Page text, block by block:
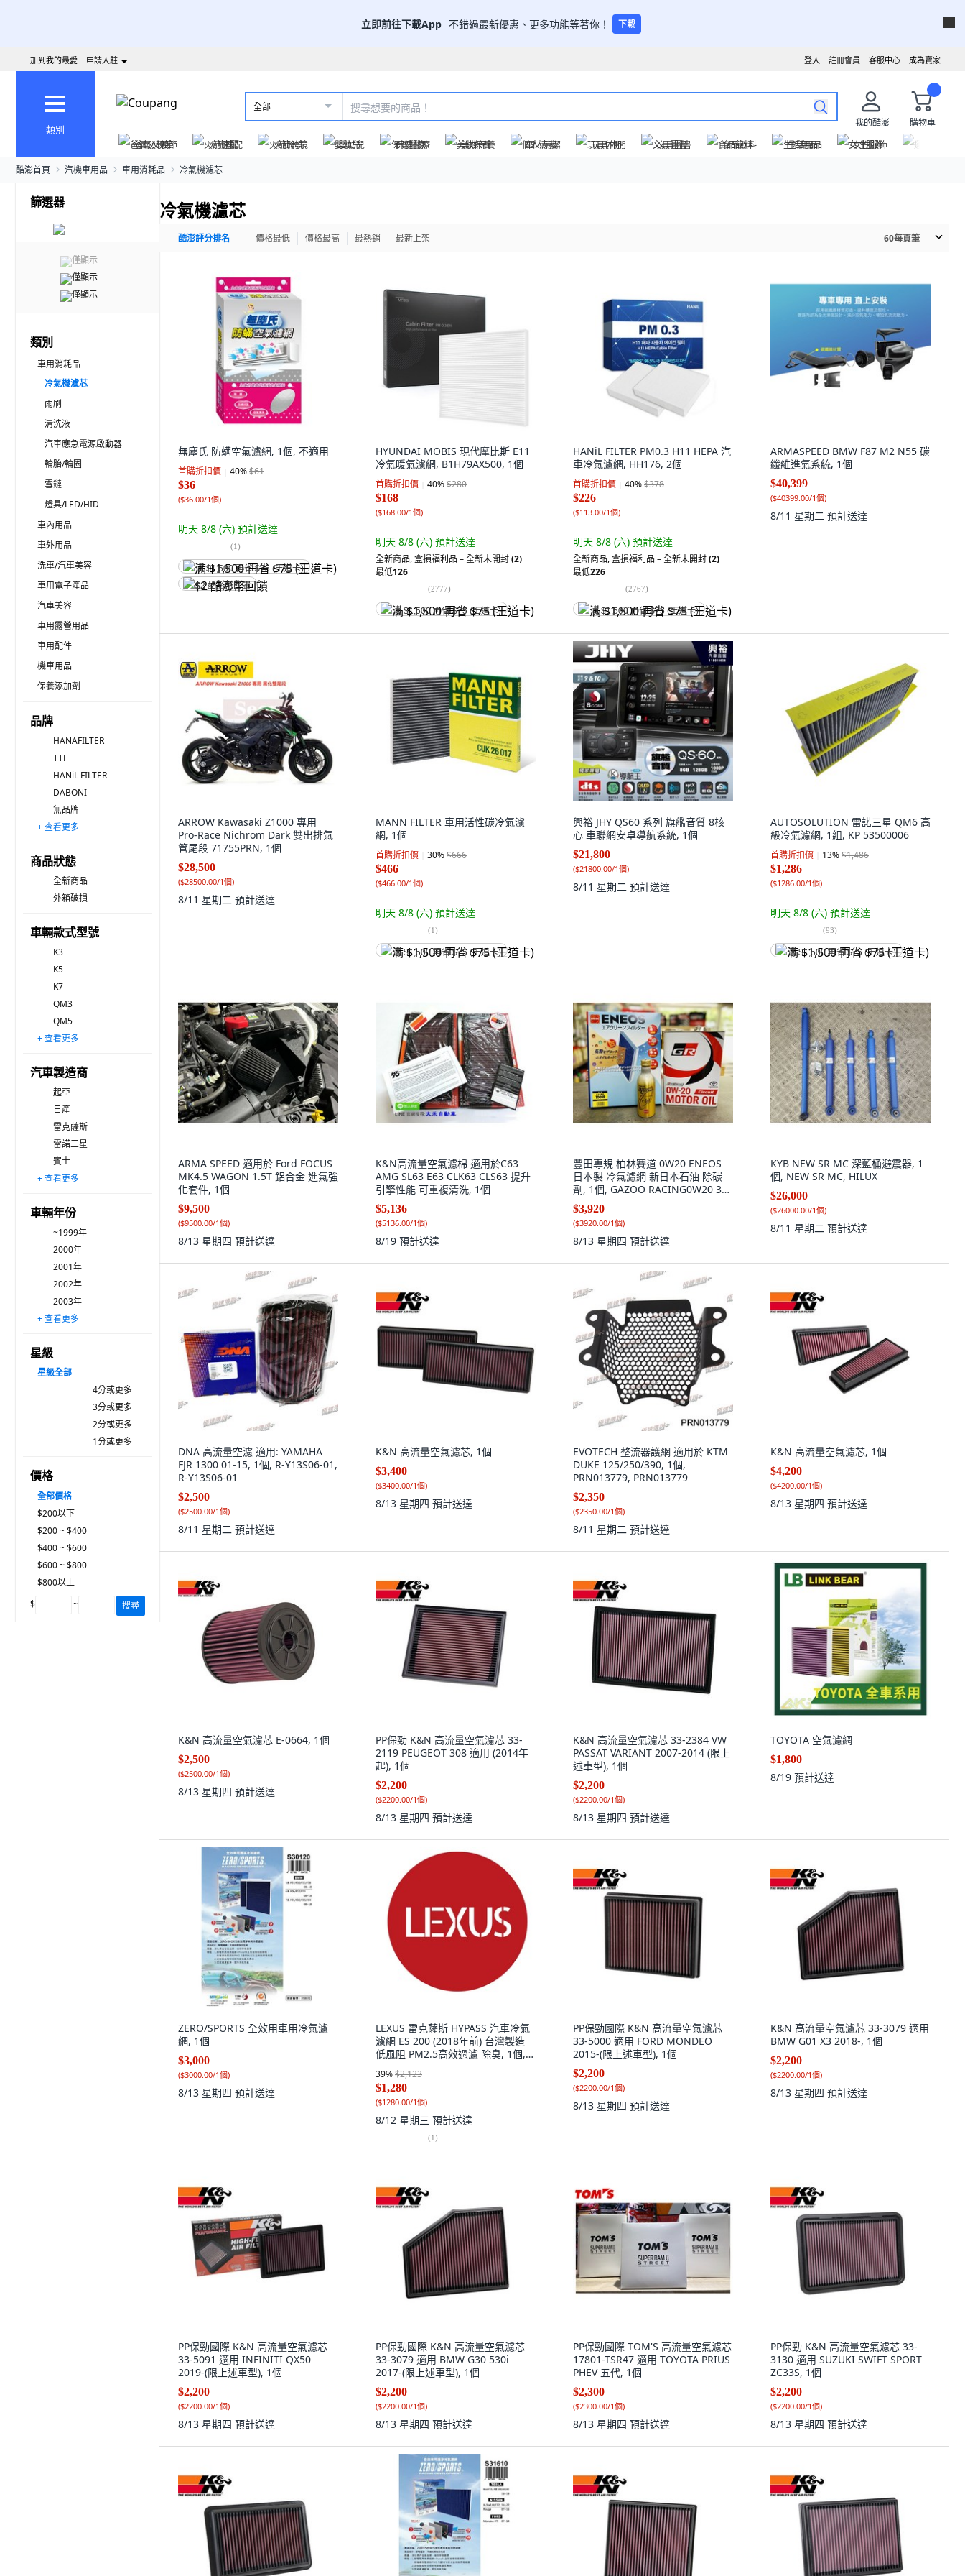
立即前往下載App 不錯過最新優惠、更多功能等著你！ 下載
成為賣家
客服中心
註冊會員
登入
加到我的最愛 申請入駐
類別
全部
我的酷澎
購物車
爸氣父親節
火箭速配 火箭跨境 嬰幼兒 保健醫療 美妝保養 個人清潔 玩具休閒 文具圖書 食品飲料 生活用品 女性服飾
酷澎首頁 汽機車用品 車用消耗品 冷氣機濾芯
篩選器
僅顯示
僅顯示
僅顯示
類別
車用消耗品
冷氣機濾芯
雨刷
清洗液
汽車應急電源啟動器
輪胎/輪圈
雪鏈
燈具/LED/HID
車內用品
車外用品
洗車/汽車美容
車用電子產品
汽車美容
車用露營用品
車用配件
機車用品
保養添加劑
品牌
HANAFILTER
TTF
HANiL FILTER
DABONI
無品牌
Bullsone 勁牛王
HYUNDAI MOBIS 現代摩比斯
Filter for you
AUTOSOLUTION
無塵氏
VENDICT
PUREBURG 淨博
DAEHAN
BOSCH 博世
MICHELIN 米其林
3M Filtrete 淨呼吸
ACDelco
MANN FILTER
dolbi way
LUFTT
+ 查看更多
商品狀態
全新商品
外箱破損
車輛款式型號
K3
K5
K7
QM3
QM5
QM6
SM5
SM6
i30
星光
聖達菲
靈魂
狂歡
3系列
5系列
7系列
X系列
E級
一系列
Q系列
塞爾托斯
卡馬羅
科納
奧蘭多
SM7
+ 查看更多
汽車製造商
起亞
日產
雷克薩斯
雷諾三星
賓士
沃爾沃
雪佛蘭
雪鐵龍
雙龍
奧迪
捷豹
豐田
福特
現代
本田
寶馬
+ 查看更多
車輛年份
~1999年
2000年
2001年
2002年
2003年
2004年
2005年
2006年
2007年
2008年
2009年
2010年
2011年
2012年
2013年
2014年
2015年
2016年
2017年
2018年
2019年
2020年
+ 查看更多
星級
星級全部
4分或更多
3分或更多
2分或更多
1分或更多
價格
全部價格
$200以下
$200 ~ $400
$400 ~ $600
$600 ~ $800
$800以上
$
~ 搜尋
冷氣機濾芯
酷澎評分排名 價格最低 價格最高 最熱銷 最新上架 60每頁筆
無塵氏 防螨空氣濾網, 1個, 不適用
首購折扣價 40%$61
$36
($36.00/1個)
明天 8/8 (六) 預計送達
(1)
满 $1,500 再省 $75 (王道卡)
$2 酷澎幣回饋
HYUNDAI MOBIS 現代摩比斯 E11
冷氣暖氣濾網, B1H79AX500, 1個
首購折扣價 40%$280
$168
($168.00/1個)
明天 8/8 (六) 預計送達
全新商品,盒損福利品 – 全新未開封(2)
最低126
(2777)
满 $1,500 再省 $75 (王道卡)
HANiL FILTER PM0.3 H11 HEPA 汽
車冷氣濾網, HH176, 2個
首購折扣價 40%$378
$226
($113.00/1個)
明天 8/8 (六) 預計送達
全新商品,盒損福利品 – 全新未開封(2)
最低226
(2767)
满 $1,500 再省 $75 (王道卡)
ARMASPEED BMW F87 M2 N55 碳
纖維進氣系統, 1個
$40,399
($40399.00/1個)
8/11 星期二 預計送達
ARROW Kawasaki Z1000 專用
Pro-Race Nichrom Dark 雙出排氣
管尾段 71755PRN, 1個
$28,500
($28500.00/1個)
8/11 星期二 預計送達
MANN FILTER 車用活性碳冷氣濾
網, 1個
首購折扣價 30%$666
$466
($466.00/1個)
明天 8/8 (六) 預計送達
(1)
满 $1,500 再省 $75 (王道卡)
興裕 JHY QS60 系列 旗艦音質 8核
心 車聯網安卓導航系統, 1個
$21,800
($21800.00/1個)
8/11 星期二 預計送達
AUTOSOLUTION 雷諾三星 QM6 高
級冷氣濾網, 1組, KP 53500006
首購折扣價 13%$1,486
$1,286
($1286.00/1個)
明天 8/8 (六) 預計送達
(93)
满 $1,500 再省 $75 (王道卡)
ARMA SPEED 適用於 Ford FOCUS
MK4.5 WAGON 1.5T 鋁合金 進氣強
化套件, 1個
$9,500
($9500.00/1個)
8/13 星期四 預計送達
K&N高流量空氣濾棉 適用於C63
AMG SL63 E63 CLK63 CLS63 提升
引擎性能 可重複清洗, 1個
$5,136
($5136.00/1個)
8/19 預計送達
豐田專規 柏林賽道 0W20 ENEOS
日本製 冷氣濾網 新日本石油 除碳
劑, 1個, GAZOO RACING0W20 3件
組
$3,920
($3920.00/1個)
8/13 星期四 預計送達
KYB NEW SR MC 深藍桶避震器, 1
個, NEW SR MC, HILUX
$26,000
($26000.00/1個)
8/11 星期二 預計送達
DNA 高流量空濾 適用: YAMAHA
FJR 1300 01-15, 1個, R-Y13S06-01,
R-Y13S06-01
$2,500
($2500.00/1個)
8/11 星期二 預計送達
K&N 高流量空氣濾芯, 1個
$3,400
($3400.00/1個)
8/13 星期四 預計送達
EVOTECH 整流器護網 適用於 KTM
DUKE 125/250/390, 1個,
PRN013779, PRN013779
$2,350
($2350.00/1個)
8/11 星期二 預計送達
K&N 高流量空氣濾芯, 1個
$4,200
($4200.00/1個)
8/13 星期四 預計送達
K&N 高流量空氣濾芯 E-0664, 1個
$2,500
($2500.00/1個)
8/13 星期四 預計送達
PP保勁 K&N 高流量空氣濾芯 33-
2119 PEUGEOT 308 適用 (2014年
起), 1個
$2,200
($2200.00/1個)
8/13 星期四 預計送達
K&N 高流量空氣濾芯 33-2384 VW
PASSAT VARIANT 2007-2014 (限上
述車型), 1個
$2,200
($2200.00/1個)
8/13 星期四 預計送達
TOYOTA 空氣濾網
$1,800
8/19 預計送達
ZERO/SPORTS 全效用車用冷氣濾
網, 1個
$3,000
($3000.00/1個)
8/13 星期四 預計送達
LEXUS 雷克薩斯 HYPASS 汽車冷氣
濾網 ES 200 (2018年前) 台灣製造
低風阻 PM2.5高效過濾 除臭, 1個,
ES 200(~2018 )
39%$2,123
$1,280
($1280.00/1個)
8/12 星期三 預計送達
(1)
PP保勁國際 K&N 高流量空氣濾芯
33-5000 適用 FORD MONDEO
2015-(限上述車型), 1個
$2,200
($2200.00/1個)
8/13 星期四 預計送達
K&N 高流量空氣濾芯 33-3079 適用
BMW G01 X3 2018-, 1個
$2,200
($2200.00/1個)
8/13 星期四 預計送達
PP保勁國際 K&N 高流量空氣濾芯
33-5091 適用 INFINITI QX50
2019-(限上述車型), 1個
$2,200
($2200.00/1個)
8/13 星期四 預計送達
PP保勁國際 K&N 高流量空氣濾芯
33-3079 適用 BMW G30 530i
2017-(限上述車型), 1個
$2,200
($2200.00/1個)
8/13 星期四 預計送達
PP保勁國際 TOM'S 高流量空氣濾芯
17801-TSR47 適用 TOYOTA PRIUS
PHEV 五代, 1個
$2,300
($2300.00/1個)
8/13 星期四 預計送達
PP保勁 K&N 高流量空氣濾芯 33-
3130 適用 SUZUKI SWIFT SPORT
ZC33S, 1個
$2,200
($2200.00/1個)
8/13 星期四 預計送達